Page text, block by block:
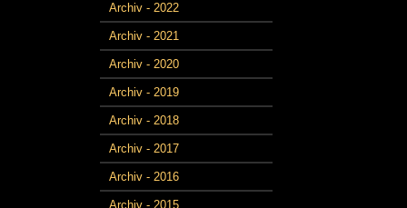
Archiv - 2022
Archiv - 2021
Archiv - 2020
Archiv - 2019
Archiv - 2018
Archiv - 2017
Archiv - 2016
Archiv - 2015